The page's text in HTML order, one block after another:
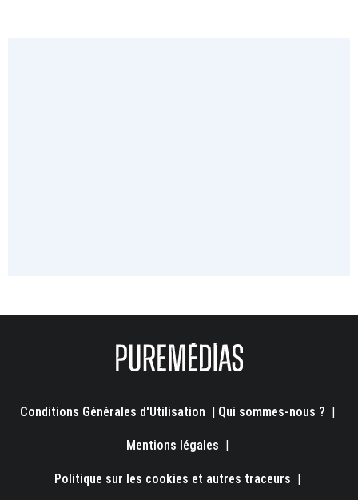
Conditions Générales d'Utilisation | Qui sommes-nous ? |
Mentions légales |
Politique sur les cookies et autres traceurs |